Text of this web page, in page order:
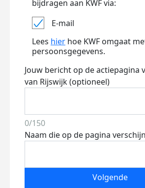
bijdragen aan KWF via:
E-mail
Lees hier hoe KWF omgaat
persoonsgegevens.
Jouw bericht op de actiepagina
van Rijswijk (optioneel)
0/150
Naam die op de pagina
Volgende